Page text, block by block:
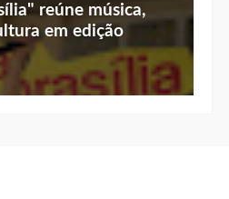
reúne música,
em edição